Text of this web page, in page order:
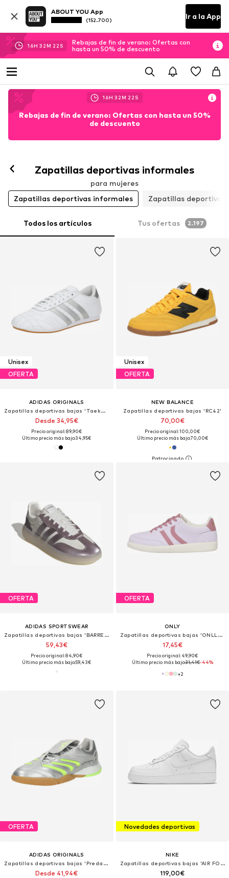
ABOUT YOU App
(152.700) Ir a la App
16H 32M 20 S
Rebajas de fin de verano: Ofertas con
hasta un 50% de descuento
16H 32M 20 S
Rebajas de fin de verano: Ofertas con hasta un 50%
de descuento
Zapatillas deportivas informales
para mujeres
Zapatillas deportivas informales
Zapatillas deportivas
Todos los artículos Tus ofertas 2.197
Unisex
OFERTA
ADIDAS ORIGINALS
Zapatillas deportivas bajas 'Taekwondo'
Desde 34,95€
Precio original: 89,90€
Último precio más bajo:34,95€
Unisex
OFERTA
NEW BALANCE
Zapatillas deportivas bajas 'RC42'
70,00€
Precio original: 100,00€
Último precio más bajo:70,00€
OFERTA
ADIDAS SPORTSWEAR
Zapatillas deportivas bajas 'BARREDA DECODE'
59,43€
Precio original: 84,90€
Último precio más bajo:59,43€
OFERTA
ONLY
Zapatillas deportivas bajas 'ONLLydie'
17,45€
Precio original: 49,90€
Último precio más bajo:31,41€-44%
+2
OFERTA
ADIDAS ORIGINALS
Zapatillas deportivas bajas 'Predator Sala'
Desde 41,94€
Novedades deportivas
NIKE
Zapatillas deportivas bajas 'AIR FORCE 1 07'
119,00€